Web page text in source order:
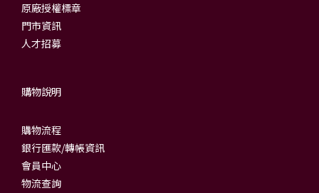
原廠授權標章
門市資訊
人才招募
購物說明
購物流程
銀行匯款/轉帳資訊
會員中心
物流查詢